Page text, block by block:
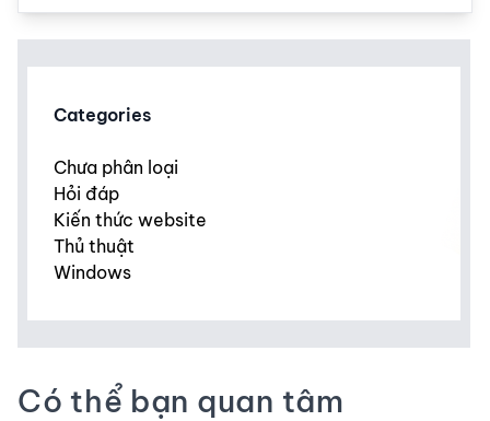
Categories
Chưa phân loại
Hỏi đáp
Kiến thức website
Thủ thuật
Windows
Có thể bạn quan tâm